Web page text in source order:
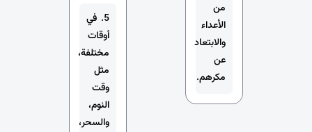
من
الأعداء
والابتعاد
عن
مكرهم.
5. في
أوقات
مختلفة،
مثل
وقت
النوم،
والسحر،